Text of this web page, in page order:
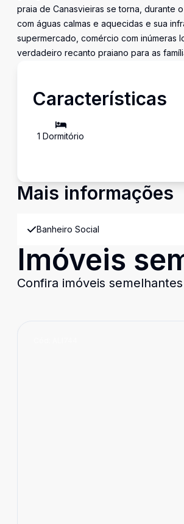
praia de Canasvieiras se torna, durante
com águas calmas e aquecidas e sua
supermercado, comércio com inúmeras
verdadeiro recanto praiano para as
Características
1 Dormitório
Mais informações
Banheiro Social
Imóveis
Confira imóveis semelhantes